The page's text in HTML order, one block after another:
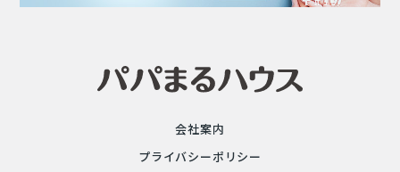
会社案内
プライバシーポリシー